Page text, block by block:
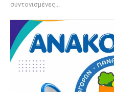
συντονισμένες...